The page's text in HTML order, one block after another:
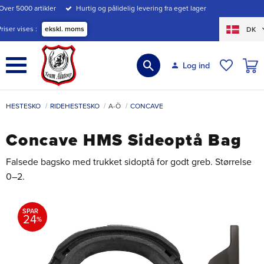
Menu
5000 artikler Hurtig og pålidelig levering fra eget lager
vises ekskl. moms DK
Log ind
HESTESKO RIDEHESTESKO A-Ö CONCAVE
Concave HMS Sideoptå Bag
Falsede bagsko med trukket sidoptå for godt greb. Størrelse
0–2.
SPAR
24%